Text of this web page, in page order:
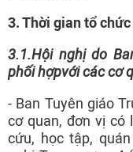
3. Thời gian tổ
3.1.Hội nghịdo
phối hợpvới các cơ
- Ban Tuyên giáo
cơ quan, đơn vị có
cứu, học tập,